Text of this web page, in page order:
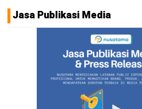
Jasa Publikasi Media